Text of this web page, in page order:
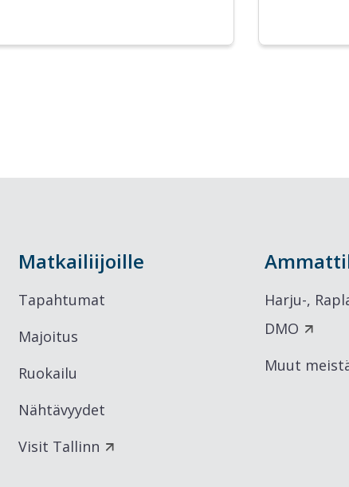
Matkailiijoille
Tapahtumat
Majoitus
Ruokailu
Nähtävyydet
Visit Tallinn
Harju-,
DMO
Muut